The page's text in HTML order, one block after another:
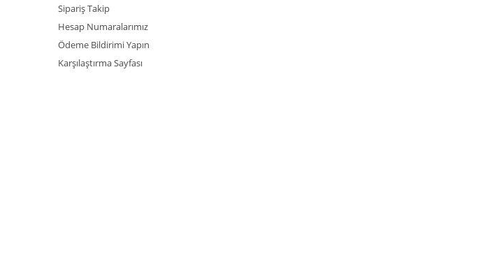
Sipariş Takip
Hesap Numaralarımız
Ödeme Bildirimi Yapın
Karşılaştırma Sayfası